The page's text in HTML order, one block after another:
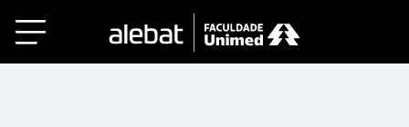
Saltar
al